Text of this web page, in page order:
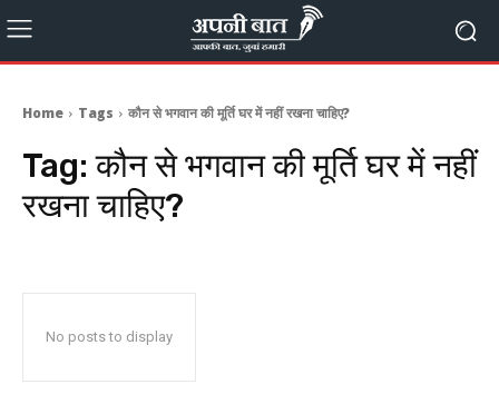
Home Tags कौन से भगवान की मूर्ति घर में नहीं रखना चाहिए?
Tag:कौन से भगवान की मूर्ति घर में नहीं
रखना चाहिए?
No posts to display